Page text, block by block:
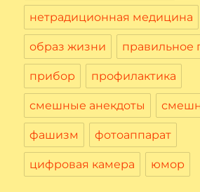
нетрадиционная медицина
образ жизни правильное
прибор профилактика
смешные анекдоты
фашизм фотоаппарат
цифровая камера юмор